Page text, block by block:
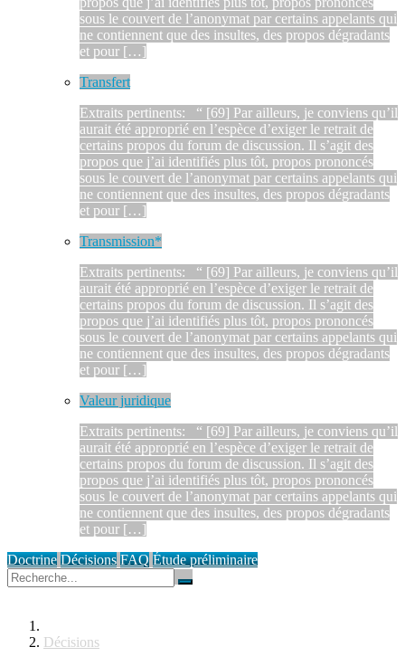
sous le couvert de l’anonymat par certains appelants qui
ne contiennent que des insultes, des propos dégradants
et pour […]
Transfert
Extraits pertinents: “ [69] Par ailleurs, je conviens qu’il
aurait été approprié en l’espèce d’exiger le retrait de
certains propos du forum de discussion. Il s’agit des
propos que j’ai identifiés plus tôt, propos prononcés
sous le couvert de l’anonymat par certains appelants qui
ne contiennent que des insultes, des propos dégradants
et pour […]
Transmission*
Extraits pertinents: “ [69] Par ailleurs, je conviens qu’il
aurait été approprié en l’espèce d’exiger le retrait de
certains propos du forum de discussion. Il s’agit des
propos que j’ai identifiés plus tôt, propos prononcés
sous le couvert de l’anonymat par certains appelants qui
ne contiennent que des insultes, des propos dégradants
et pour […]
Valeur juridique
Extraits pertinents: “ [69] Par ailleurs, je conviens qu’il
aurait été approprié en l’espèce d’exiger le retrait de
certains propos du forum de discussion. Il s’agit des
propos que j’ai identifiés plus tôt, propos prononcés
sous le couvert de l’anonymat par certains appelants qui
ne contiennent que des insultes, des propos dégradants
et pour […]
Doctrine Décisions FAQ Étude préliminaire
Décisions